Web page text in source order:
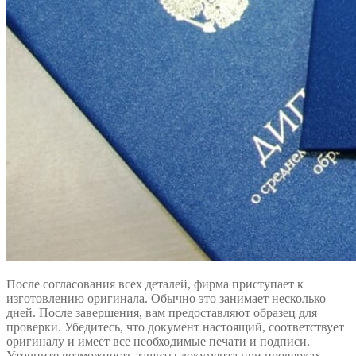
После согласования всех деталей, фирма приступает к
изготовлению оригинала. Обычно это занимает несколько
дней. После завершения, вам предоставляют образец для
проверки. Убедитесь, что документ настоящий, соответствует
оригиналу и имеет все необходимые печати и подписи.